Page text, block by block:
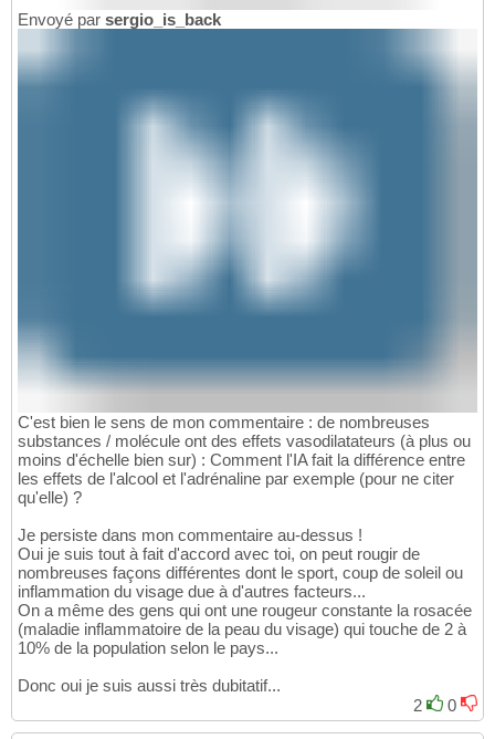
Envoyé par sergio_is_back
C'est bien le sens de mon commentaire : de nombreuses
substances / molécule ont des effets vasodilatateurs (à plus ou
moins d'échelle bien sur) : Comment l'IA fait la différence entre
les effets de l'alcool et l'adrénaline par exemple (pour ne citer
qu'elle) ?
Je persiste dans mon commentaire au-dessus !
Oui je suis tout à fait d'accord avec toi, on peut rougir de
nombreuses façons différentes dont le sport, coup de soleil ou
inflammation du visage due à d'autres facteurs...
On a même des gens qui ont une rougeur constante la rosacée
(maladie inflammatoire de la peau du visage) qui touche de 2 à
10% de la population selon le pays...
Donc oui je suis aussi très dubitatif...
2
0